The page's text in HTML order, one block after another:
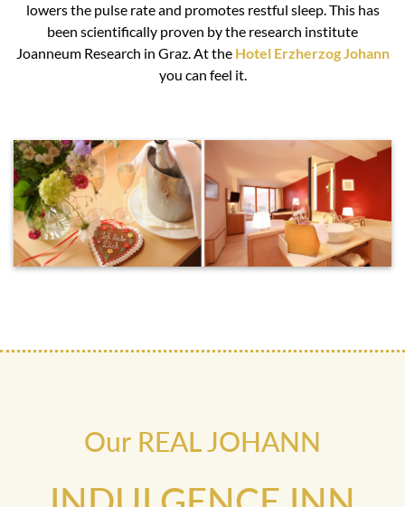
lowers the pulse rate and promotes restful sleep. This has
been scientifically proven by the research institute
Joanneum Research in Graz. At the Hotel Erzherzog Johann
you can feel it.
Our REAL JOHANN